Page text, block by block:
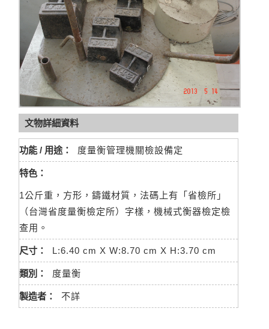
文物詳細資料
功能 / 用途： 度量衡管理機關檢設備定
特色：
1公斤重，方形，鑄鐵材質，法碼上有「省檢所」
（台灣省度量衡檢定所）字樣，機械式衡器檢定檢
查用。
尺寸： L:6.40 cm X W:8.70 cm X H:3.70 cm
類別： 度量衡
製造者： 不詳